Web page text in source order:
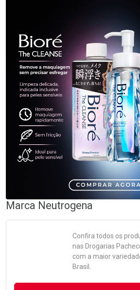
Marca Neutrogena
Confira todos os
nas Drogarias
com a maior
Brasil.